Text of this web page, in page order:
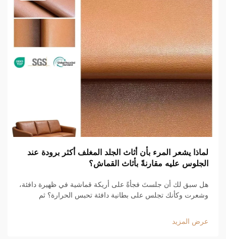
لماذا يشعر المرء بأن أثاث الجلد المغلف أكثر برودة عند
الجلوس عليه مقارنةً بأثاث القماش؟
هل سبق لك أن جلستَ فجأةً على أريكة قماشية في ظهيرة دافئة،
وشعرت وكأنك تجلس على بطانية دافئة تحبس الحرارة؟ ثم
سببٌ لذلك، وهو...
عرض المزيد